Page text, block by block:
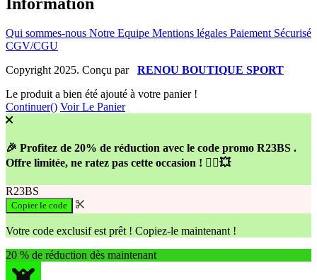
Qui sommes-nous Notre Equipe Mentions légales Paiement Sécurisé
CGV/CGU
Copyright 2025. Conçu par RENOU BOUTIQUE SPORT
Le produit a bien été ajouté à votre panier !
Continuer() Voir Le Panier
🎉 Profitez de 20% de réduction avec le code promo R23BS .
Offre limitée, ne ratez pas cette occasion ! 🚴‍♂️💥
R23BS
Copier le code
Votre code exclusif est prêt ! Copiez-le maintenant !
20 % de réduction dès maintenant